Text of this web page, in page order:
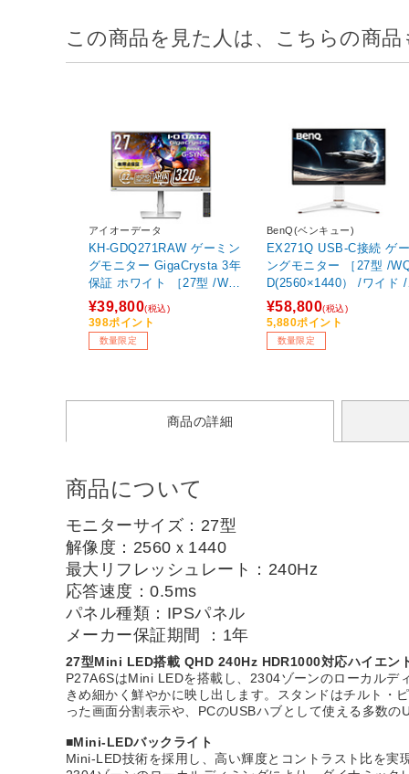
この商品を見た人は、こちらの商
アイオーデータ
KH-GDQ271RAW ゲーミン
グモニター GigaCrysta 3年
保証 ホワイト ［27型 /WQH
D(2560×1440） /ワイド /32
0Hz］
¥39,800(税込)
398ポイント
数量限定
BenQ(ベンキュー)
EX271Q USB-C接続 ゲ
ングモニター ［27型 /WQH
D(2560×1440） /ワイド
0Hz］
¥58,800(税込)
5,880ポイント
数量限定
商品の詳細
商品について
モニターサイズ：27型
解像度：2560ｘ1440
最大リフレッシュレート：240Hz
応答速度：0.5ms
パネル種類：IPSパネル
メーカー保証期間 ：1年
27型Mini LED搭載 QHD 240Hz HDR1000対応ハイエン
P27A6SはMini LEDを搭載し、2304ゾーンのローカル
きめ細かく鮮やかに映し出します。スタンドはチルト・
った画面分割表示や、PCのUSBハブとして使える多数
■Mini-LEDバックライト
Mini-LED技術を採用し、高い輝度とコントラスト比を実